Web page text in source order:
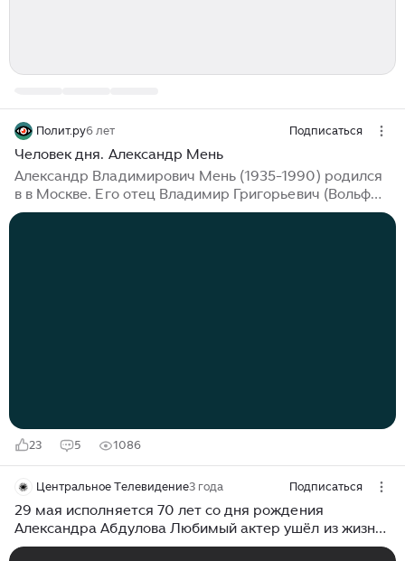
Полит.ру6 лет Подписаться
Человек дня. Александр Мень
Александр Владимирович Мень (1935-1990) родился
в в Москве. Его отец Владимир Григорьевич (Вольф
Герш-Лейбович) Мень работал главным инженером
23 5 1086
Центральное Телевидение3 года Подписаться
29 мая исполняется 70 лет со дня рождения
Александра Абдулова Любимый актер ушёл из жизни
15 лет назад на 55-м году жизни.